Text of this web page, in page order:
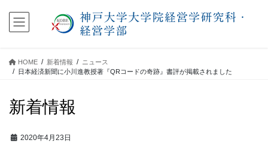
HOME 新着情報
ニュース
日本経済新聞に小川進教授著『QRコードの奇跡』書評が掲載されました
新着情報
2020年4月23日